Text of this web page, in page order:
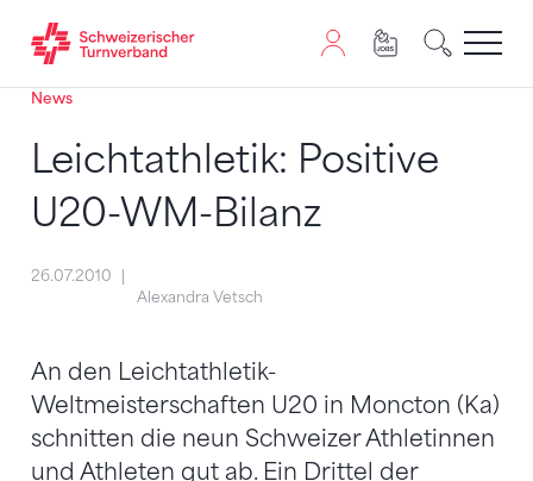
Zum Inhalt springen
Zur Sitemap navigieren
Zum Navigieren dieser Seite wird JavaScript benötigt.
News
Leichtathletik: Positive
U20-WM-Bilanz
26.07.2010
Alexandra Vetsch
An den Leichtathletik-
Weltmeisterschaften U20 in Moncton (Ka)
schnitten die neun Schweizer Athletinnen
und Athleten gut ab. Ein Drittel der